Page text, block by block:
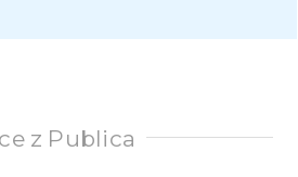
z Publica